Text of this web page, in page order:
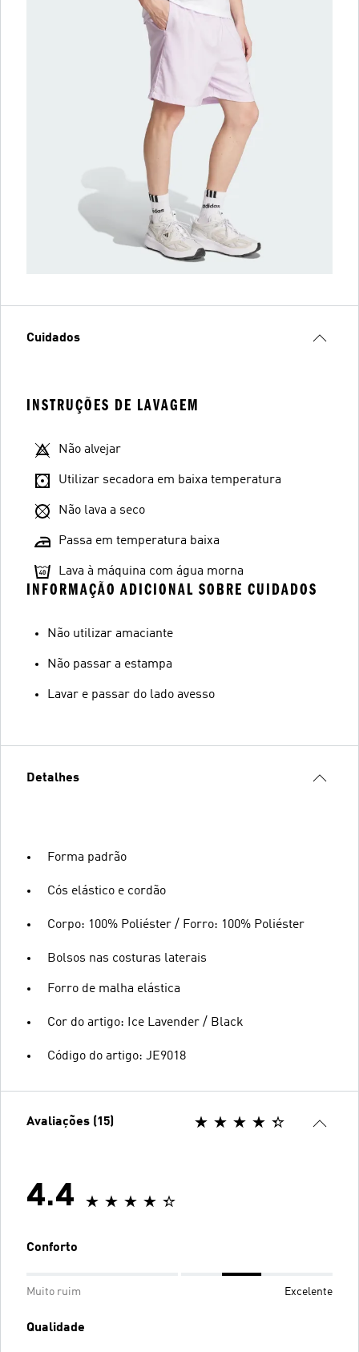
Cuidados
INSTRUÇÕES DE LAVAGEM
Não alvejar
Utilizar secadora em baixa temperatura
Não lava a seco
Passa em temperatura baixa
Lava à máquina com água morna
INFORMAÇÃO ADICIONAL SOBRE CUIDADOS
Não utilizar amaciante
Não passar a estampa
Lavar e passar do lado avesso
Detalhes
Forma padrão
Cós elástico e cordão
Corpo: 100% Poliéster / Forro: 100% Poliéster
Bolsos nas costuras laterais
Forro de malha elástica
Cor do artigo: Ice Lavender / Black
Código do artigo: JE9018
Avaliações (15)
4.4
Conforto
Muito ruim Excelente
Qualidade